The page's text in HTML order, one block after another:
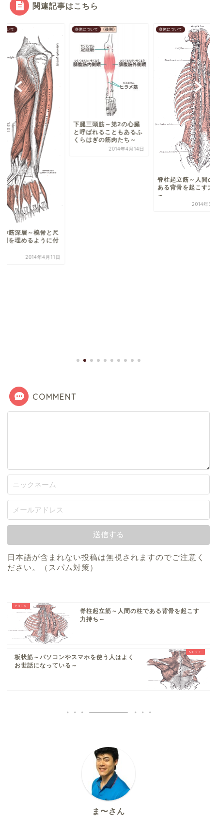
関連記事はこちら
ついて
三頭筋～第2の心臓
ばれることもあるふ
はぎの筋肉たち～
2014年4月14日
身体について 身体の使い方・姿勢について
枕が合わないなと思
らいっそ枕をやめて
2020年10
COMMENT
日本語が含まれない投稿は無視されますのでご注意く
ださい。（スパム対策）
脊柱起立筋～人間の柱である背骨を起こす
力持ち～
板状筋～パソコンやスマホを使う人はよく
お世話になっている～
ま〜さん